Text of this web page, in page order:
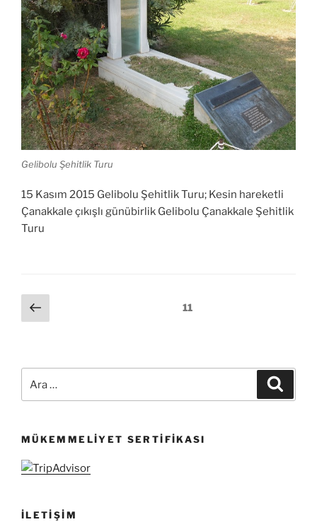
Gelibolu Şehitlik Turu
15 Kasım 2015 Gelibolu Şehitlik Turu; Kesin hareketli
Çanakkale çıkışlı günübirlik Gelibolu Çanakkale Şehitlik
Turu
Yazı
gezinmesi
Önceki
sayfa
Sayfa11
MÜKEMMELIYET SERTIFIKASI
İLETIŞIM